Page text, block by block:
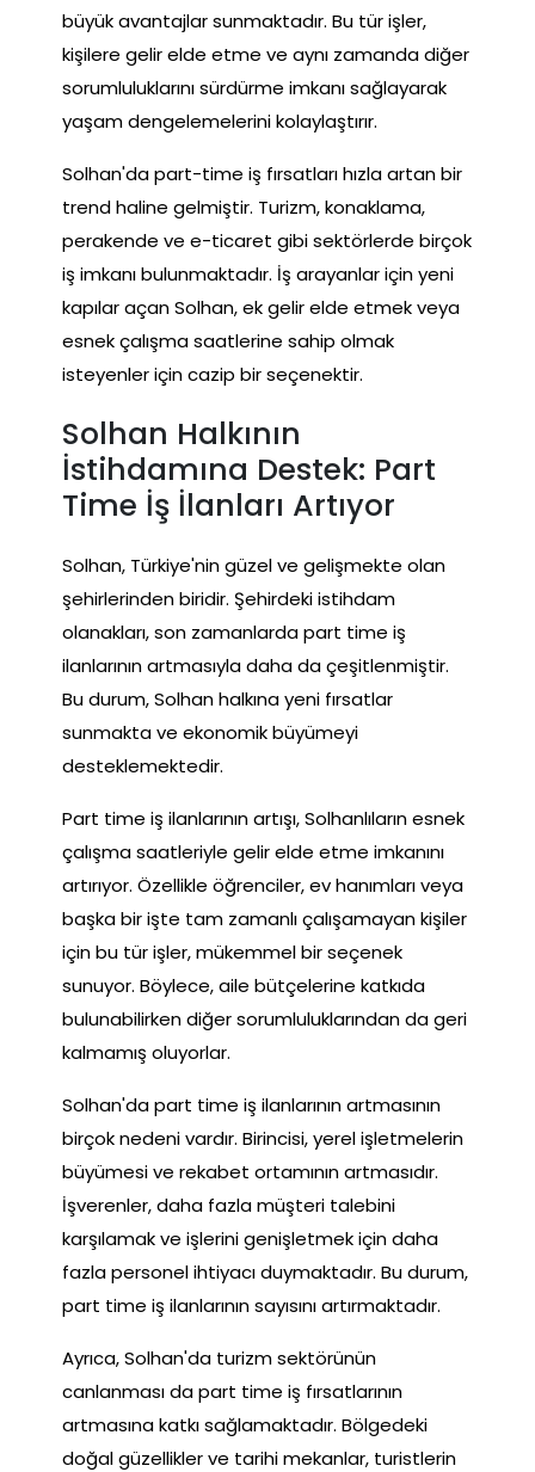
büyük avantajlar sunmaktadır. Bu tür işler,
kişilere gelir elde etme ve aynı zamanda diğer
sorumluluklarını sürdürme imkanı sağlayarak
yaşam dengelemelerini kolaylaştırır.
Solhan'da part-time iş fırsatları hızla artan bir
trend haline gelmiştir. Turizm, konaklama,
perakende ve e-ticaret gibi sektörlerde birçok
iş imkanı bulunmaktadır. İş arayanlar için yeni
kapılar açan Solhan, ek gelir elde etmek veya
esnek çalışma saatlerine sahip olmak
isteyenler için cazip bir seçenektir.
Solhan Halkının
İstihdamına Destek: Part
Time İş İlanları Artıyor
Solhan, Türkiye'nin güzel ve gelişmekte olan
şehirlerinden biridir. Şehirdeki istihdam
olanakları, son zamanlarda part time iş
ilanlarının artmasıyla daha da çeşitlenmiştir.
Bu durum, Solhan halkına yeni fırsatlar
sunmakta ve ekonomik büyümeyi
desteklemektedir.
Part time iş ilanlarının artışı, Solhanlıların esnek
çalışma saatleriyle gelir elde etme imkanını
artırıyor. Özellikle öğrenciler, ev hanımları veya
başka bir işte tam zamanlı çalışamayan kişiler
için bu tür işler, mükemmel bir seçenek
sunuyor. Böylece, aile bütçelerine katkıda
bulunabilirken diğer sorumluluklarından da geri
kalmamış oluyorlar.
Solhan'da part time iş ilanlarının artmasının
birçok nedeni vardır. Birincisi, yerel işletmelerin
büyümesi ve rekabet ortamının artmasıdır.
İşverenler, daha fazla müşteri talebini
karşılamak ve işlerini genişletmek için daha
fazla personel ihtiyacı duymaktadır. Bu durum,
part time iş ilanlarının sayısını artırmaktadır.
Ayrıca, Solhan'da turizm sektörünün
canlanması da part time iş fırsatlarının
artmasına katkı sağlamaktadır. Bölgedeki
doğal güzellikler ve tarihi mekanlar, turistlerin